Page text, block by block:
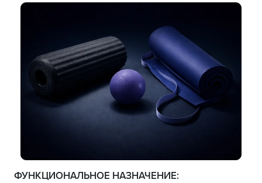
ФУНКЦИОНАЛЬНОЕ НАЗНАЧЕНИЕ: